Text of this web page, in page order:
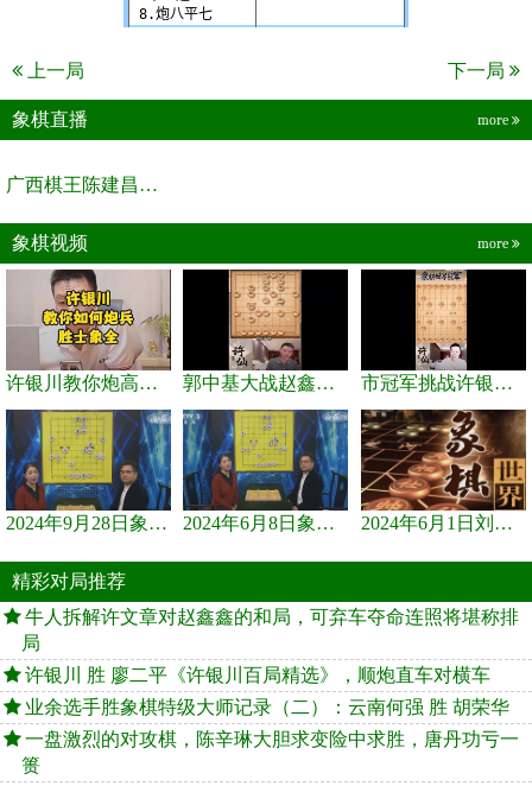
上一局 下一局
象棋直播 more
广西棋王陈建昌直播间
象棋视频 more
许银川教你炮高兵士象全如何赢士象全，简单四步即可 郭中基大战赵鑫鑫，许银川激情讲解 市冠军挑战许银川，急进中兵变化真激烈！
2024年9月28日象棋世界栏目，刘君、蒋川讲解了第九届杨官璘杯象棋... 2024年6月8日象棋世界，刘君、蒋川讲解了第九届杨官璘杯全国象棋... 2024年6月1日刘君、蒋川讲解第三届上海杯象棋大师赛谢靖与李少庚...
精彩对局推荐
牛人拆解许文章对赵鑫鑫的和局，可弃车夺命连照将堪称排
局
许银川 胜 廖二平《许银川百局精选》，顺炮直车对横车
业余选手胜象棋特级大师记录（二）：云南何强 胜 胡荣华
一盘激烈的对攻棋，陈辛琳大胆求变险中求胜，唐丹功亏一
篑